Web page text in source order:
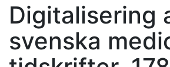
Digitalisering
svenska